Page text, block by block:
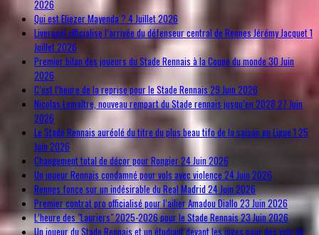
2026
Qui est Eliezer Mayenda ? 4 Juillet 2026
Liverpool officialise l’arrivée du défenseur central de Rennes Jérémy Jacquet1
Juillet 2026
Premier bilan des joueurs du Stade Rennais à la Coupe du monde30 Juin
2026
C’est l’heure de la reprise pour le Stade Rennais29 Juin 2026
Nicolas Lemaître, nouveau rempart du Stade rennais jusqu’en 2028 27 Juin
2026
Le Stade Rennais auréolé du titre du plus beau tifo de la saison en Ligue 1 25
Juin 2026
Changement total de décor pour Rongier24 Juin 2026
Un joueur Rennais condamné pour vols avec violence 24 Juin 2026
Rennes fonce sur un indésirable du Real Madrid 24 Juin 2026
Premier contrat pro officialisé pour l’ailier Amadou Diallo23 Juin 2026
L’heure des "Lauriers" 2025-2026 pour le Stade Rennais23 Juin 2026
Un joueur du Stade Rennais et un étudiant devant les juges pour des vols de